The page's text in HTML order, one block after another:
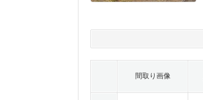
間取り画像